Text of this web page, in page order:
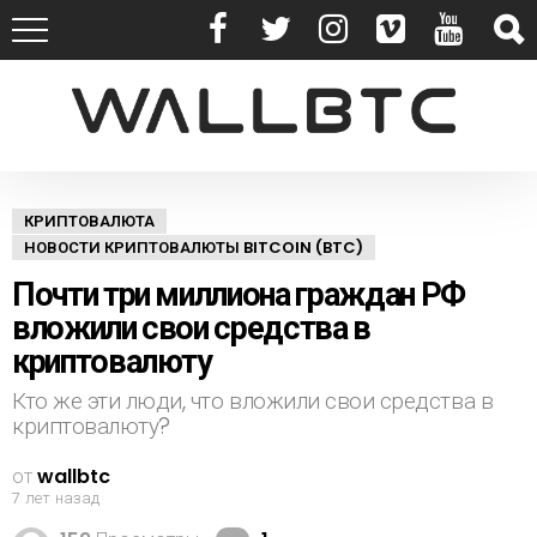
КРИПТОВАЛЮТА
НОВОСТИ КРИПТОВАЛЮТЫ BITCOIN (BTC)
Почти три миллиона граждан РФ
вложили свои средства в
криптовалюту
Кто же эти люди, что вложили свои средства в
криптовалюту?
отwallbtc
7 лет назад